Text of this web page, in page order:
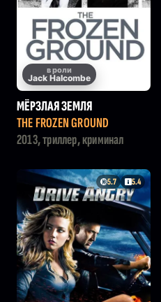
в роли
Jack Halcombe
МЁРЗЛАЯ ЗЕМЛЯ
THE FROZEN GROUND
2013, триллер, криминал
5.7 5.4